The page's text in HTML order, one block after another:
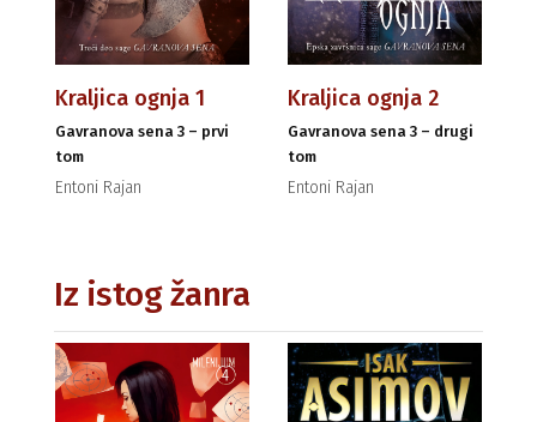
Kraljica ognja 1
Gavranova sena 3 – prvi
tom
Entoni Rajan
Kraljica ognja 2
Gavranova sena 3 – drugi
tom
Entoni Rajan
Iz istog žanra